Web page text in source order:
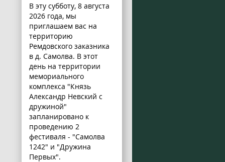
В эту субботу, 8 августа
2026 года, мы
приглашаем вас на
территорию
Ремдовского заказника
в д. Самолва. В этот
день на территории
мемориального
комплекса "Князь
Александр Невский с
дружиной"
запланировано к
проведению 2
фестиваля - "Самолва
1242" и "Дружина
Первых".